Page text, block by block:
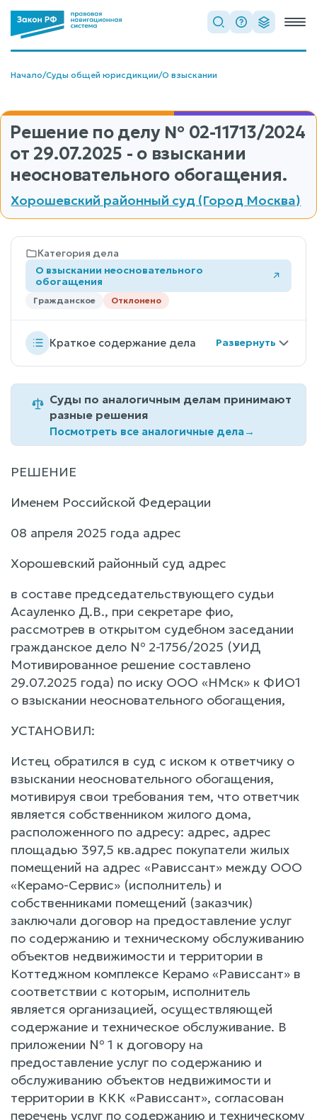
Начало/Суды общей юрисдикции/О взыскании
Решение по делу № 02-11713/2024
от 29.07.2025 - о взыскании
неосновательного обогащения.
Хорошевский районный суд (Город Москва)
Категория дела
О взыскании неосновательного
обогащения
Гражданское Отклонено
Краткое содержание дела
Суды по аналогичным делам принимают
разные решения
Посмотреть все аналогичные дела→
РЕШЕНИЕ
Именем Российской Федерации
08 апреля 2025 года адрес
Хорошевский районный суд адрес
в составе председательствующего судьи
Асауленко Д.В., при секретаре фио,
рассмотрев в открытом судебном заседании
гражданское дело № 2-1756/2025 (УИД
Мотивированное решение составлено
29.07.2025 года) по иску ООО «НМск» к ФИО1
о взыскании неосновательного обогащения,
УСТАНОВИЛ:
Истец обратился в суд с иском к ответчику о
взыскании неосновательного обогащения,
мотивируя свои требования тем, что ответчик
является собственником жилого дома,
расположенного по адресу: адрес, адрес
площадью 397,5 кв.адрес покупатели жилых
помещений на адрес «Рависсант» между ООО
«Керамо-Сервис» (исполнитель) и
собственниками помещений (заказчик)
заключали договор на предоставление услуг
по содержанию и техническому обслуживанию
объектов недвижимости и территории в
Коттеджном комплексе Керамо «Рависсант» в
соответствии с которым, исполнитель
является организацией, осуществляющей
содержание и техническое обслуживание. В
приложении № 1 к договору на
предоставление услуг по содержанию и
обслуживанию объектов недвижимости и
территории в ККК «Рависсант», согласован
перечень услуг по содержанию и техническому